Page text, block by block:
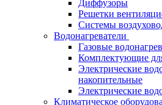
Диффузоры
Решетки
Системы
Водонагреватели
Газовые
Комплектующие
Электрические
накопительные
Электрические
Климатическое